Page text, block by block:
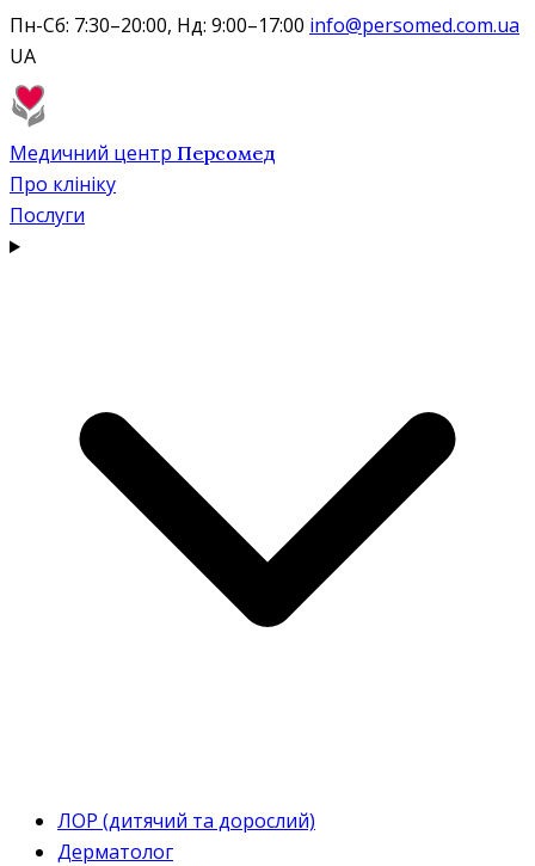
Пн-Сб: 7:30–20:00, Нд: 9:00–17:00 info@persomed.com.ua
UA
Медичний центр Персомед
Про клініку
Послуги
ЛОР (дитячий та дорослий)
Дерматолог